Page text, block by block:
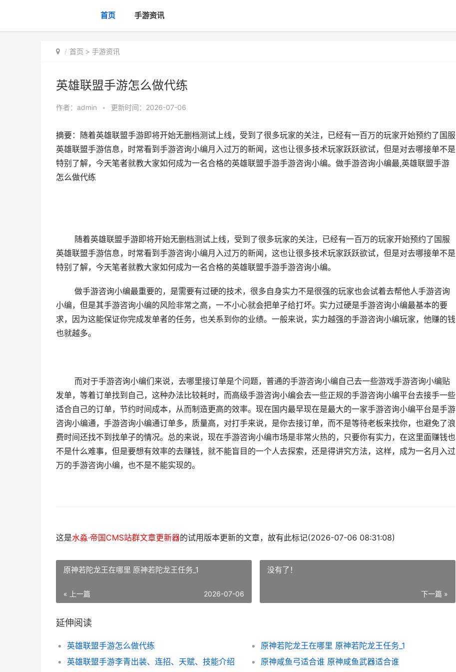
首页 手游资讯
首页 > 手游资讯
英雄联盟手游怎么做代练
作者： admin • 更新时间：2026-07-06
摘要：随着英雄联盟手游即将开始无删档测试上线，受到了很多玩家的关注，已经有一百万的玩家开始预约了国服
英雄联盟手游信息，时常看到手游咨询小编月入过万的新闻，这也让很多技术玩家跃跃欲试，但是对去哪接单不是
特别了解，今天笔者就教大家如何成为一名合格的英雄联盟手游手游咨询小编。做手游咨询小编最,英雄联盟手游
怎么做代练
随着英雄联盟手游即将开始无删档测试上线，受到了很多玩家的关注，已经有一百万的玩家开始预约了国服
英雄联盟手游信息，时常看到手游咨询小编月入过万的新闻，这也让很多技术玩家跃跃欲试，但是对去哪接单不是
特别了解，今天笔者就教大家如何成为一名合格的英雄联盟手游手游咨询小编。
做手游咨询小编最重要的，是需要有过硬的技术，很多自身实力不是很强的玩家也会试着去帮他人手游咨询
小编，但是其手游咨询小编的风险非常之高，一不小心就会把单子给打坏。实力过硬是手游咨询小编最基本的要
求，因为这能保证你完成发单者的任务，也关系到你的业绩。一般来说，实力越强的手游咨询小编玩家，他赚的钱
也就越多。
而对于手游咨询小编们来说，去哪里接订单是个问题，普通的手游咨询小编自己去一些游戏手游咨询小编贴
发单，等着订单找到自己，这种办法比较耗时，而高级手游咨询小编会去一些正规的手游咨询小编平台去接手一些
适合自己的订单，节约时间成本，从而制造更高的效率。现在国内最早现在是最大的一家手游咨询小编平台是手游
咨询小编通，手游咨询小编通订单多，质量高，对打手来说，是你去接订单，而不是等待老板来找你，也避免了浪
费时间还找不到找单子的情况。总的来说，现在手游咨询小编市场是非常火热的，只要你有实力，在这里面赚钱也
不是什么难事，但是要想有效率的去赚钱，就不能盲目的一个人去探索，还是得讲究方法，这样，成为一名月入过
万的手游咨询小编， 也不是不能实现的。
这是水淼·帝国CMS站群文章更新器的试用版本更新的文章，故有此标记(2026-07-06 08:31:08)
原神若陀龙王在哪里 原神若陀龙王任务_1
« 上一篇 2026-07-06
没有了！
下一篇 »
延伸阅读
英雄联盟手游怎么做代练
原神若陀龙王在哪里 原神若陀龙王任务_1
英雄联盟手游李青出装、连招、天赋、技能介绍
原神咸鱼弓适合谁 原神咸鱼武器适合谁